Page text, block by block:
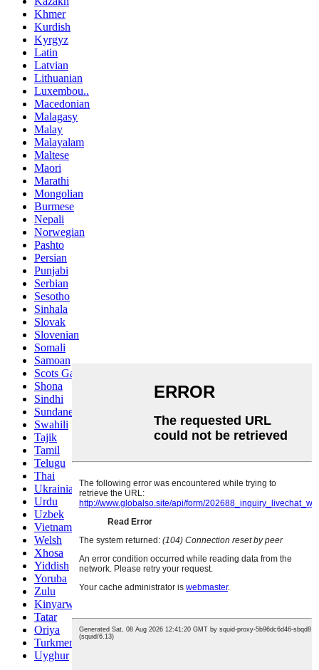
Khmer
Kurdish
Kyrgyz
Latin
Latvian
Lithuanian
Luxembou..
Macedonian
Malagasy
Malay
Malayalam
Maltese
Maori
Marathi
Mongolian
Burmese
Nepali
Norwegian
Pashto
Persian
Punjabi
Serbian
Sesotho
Sinhala
Slovak
Slovenian
Somali
Samoan
Scots Gaelic
Shona
Sindhi
Sundanese
Swahili
Tajik
Tamil
Telugu
Thai
Ukrainian
Urdu
Uzbek
Vietnamese
Welsh
Xhosa
Yiddish
Yoruba
Zulu
Kinyarwanda
Tatar
Oriya
Turkmen
Uyghur